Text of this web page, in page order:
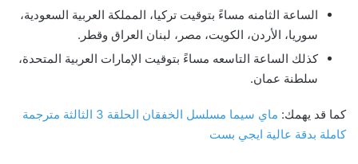
الساعة الثامنه مساءً بتوقيت تركيا، المملكة العربية السعودية،
سوريا، الأردن، الكويت، مصر، لبنان العراق وقطر.
كذلك الساعة التاسعه مساءً بتوقيت الإمارات العربية المتحدة،
سلطنة عمان.
كما قد يهمك:
ماي سيما مسلسل الخفقان الحلقة 3 الثالثة مترجمة
كاملة بدقة عالية ايجي بست